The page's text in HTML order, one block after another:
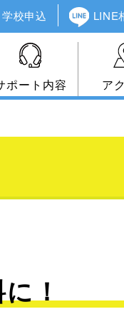
学校申込 LINE
ポート内容 ア
！